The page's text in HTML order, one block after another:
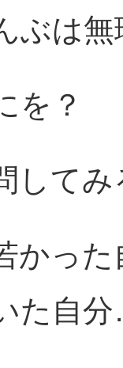
ぶは
を？
してみ
かった
た自